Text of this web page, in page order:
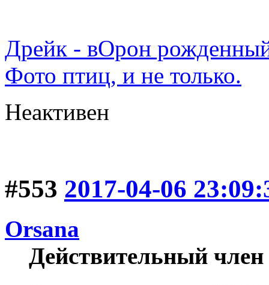
Дрейк - вОрон
Фото птиц, и не только.
Неактивен
#553 2017-04-06
Orsana
Действительный член